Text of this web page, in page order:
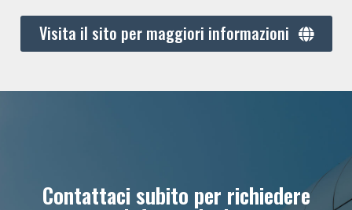
Visita il sito per maggiori informazioni
Contattaci subito per richiedere